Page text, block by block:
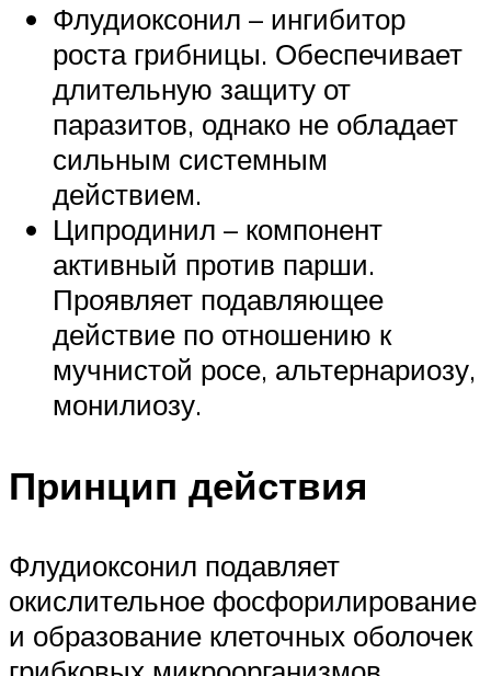
Флудиоксонил – ингибитор
роста грибницы. Обеспечивает
длительную защиту от
паразитов, однако не обладает
сильным системным
действием.
Ципродинил – компонент
активный против парши.
Проявляет подавляющее
действие по отношению к
мучнистой росе, альтернариозу,
монилиозу.
Принцип действия
Флудиоксонил подавляет
окислительное фосфорилирование
и образование клеточных оболочек